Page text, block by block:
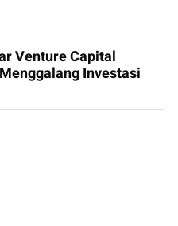
Venture Capital
Investasi